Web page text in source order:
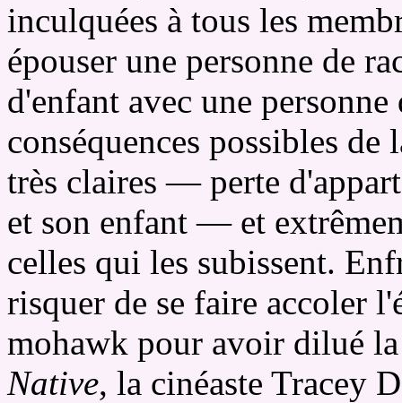
inculquées à tous les
épouser une personne de
d'enfant avec une
conséquences possibles de
très claires — perte
et son enfant — et
celles qui les subissent.
risquer de se faire accoler
mohawk pour avoir dilué
Native, la cinéaste Tracey